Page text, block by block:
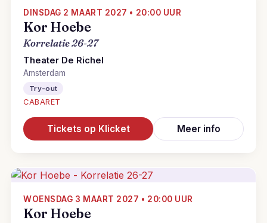
DINSDAG 2 MAART 2027 • 20:00 UUR
Kor Hoebe
Korrelatie 26-27
Theater De Richel
Amsterdam
Try-out
CABARET
Tickets op Klicket Meer info
WOENSDAG 3 MAART 2027 • 20:00 UUR
Kor Hoebe